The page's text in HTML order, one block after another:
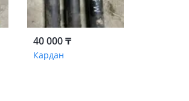
40 000 ₸
Кардан